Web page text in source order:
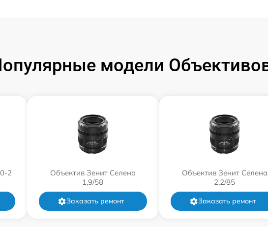
модели
2
Объектив Зенит Селена
1,9/58
Заказать ремонт
Объектив Зенит Селена
2,2/85
Заказать ремонт